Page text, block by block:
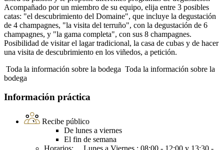
Acompañado por un miembro de su equipo, elija entre 3 posibles
catas: "el descubrimiento del Domaine", que incluye la degustación
de 4 champagnes, "la visita del terruño", con la degustación de 6
champagnes, y "la gama completa", con sus 8 champagnes.
Posibilidad de visitar el lagar tradicional, la casa de cubas y de hacer
una visita de descubrimiento en los viñedos, a petición.
Toda la información sobre la bodega Toda la información sobre la
bodega
Información práctica
Recibe público
De lunes a viernes
El fin de semana